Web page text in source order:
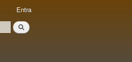
Cerca
Entra